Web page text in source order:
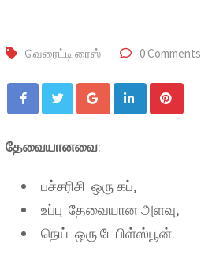
வெரைட்டி ரைஸ் 0 Comments
தேவையானவை:
பச்சரிசி ஒரு கப்,
உப்பு தேவையான அளவு,
நெய் ஒரு டேபிள்ஸ்பூன்.